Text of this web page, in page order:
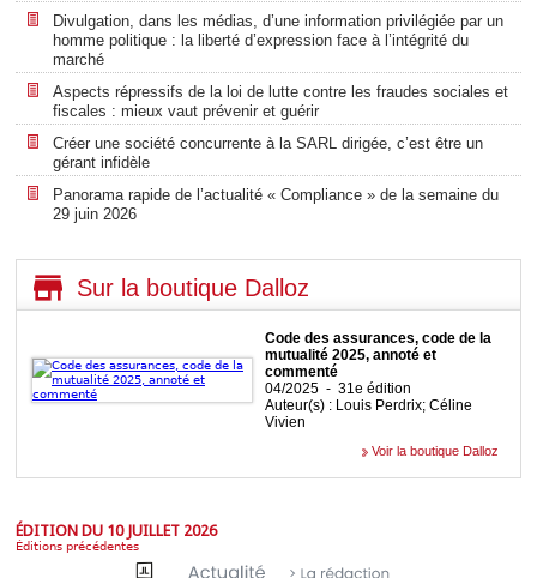
Divulgation, dans les médias, d’une information privilégiée par un
homme politique : la liberté d’expression face à l’intégrité du
marché
Aspects répressifs de la loi de lutte contre les fraudes sociales et
fiscales : mieux vaut prévenir et guérir
Créer une société concurrente à la SARL dirigée, c’est être un
gérant infidèle
Panorama rapide de l’actualité « Compliance » de la semaine du
29 juin 2026
Sur la boutique Dalloz
Code des assurances, code de la
mutualité 2025, annoté et
commenté
04/2025 - 31e édition
Auteur(s) : Louis Perdrix; Céline
Vivien
Voir la boutique Dalloz
ÉDITION DU 10 JUILLET 2026
Éditions précédentes